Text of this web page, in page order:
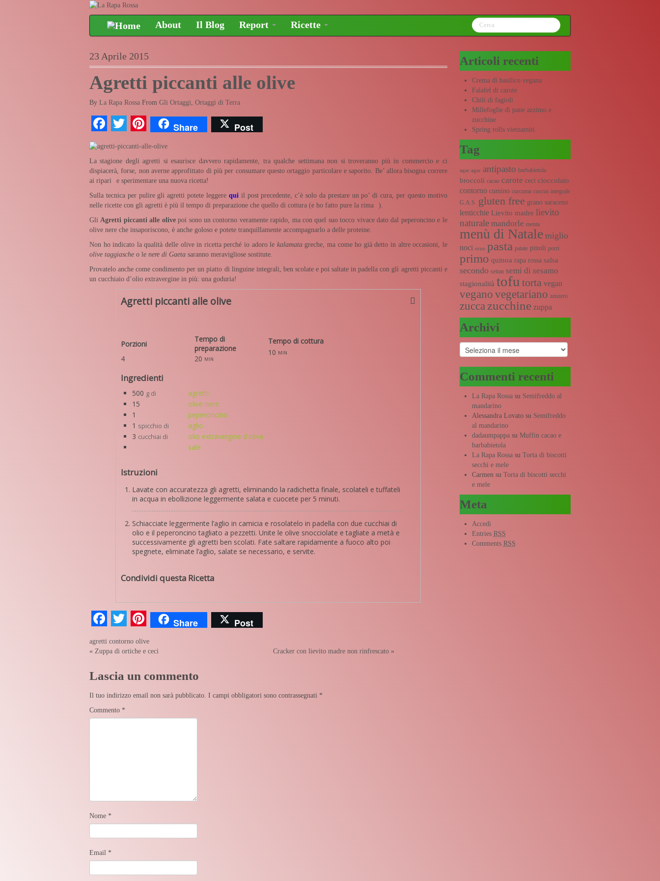
About Il Blog Report Ricette
23 Aprile 2015
Agretti piccanti alle olive
By La Rapa Rossa From Gli Ortaggi Ortaggi di Terra
Facebook
TwitterPinterest
Share Post
La stagione degli agretti si esaurisce davvero rapidamente, tra qualche settimana non si troveranno più in commercio e ci
dispiacerà, forse, non averne approfittato di più per consumare questo ortaggio particolare e saporito. Be’ allora bisogna correre
ai ripari
e sperimentare una nuova ricetta!
Sulla tecnica per pulire gli agretti potete leggere quiil post precedente, c’è solo da prestare un po’ di cura, per questo motivo
nelle ricette con gli agretti è più il tempo di preparazione che quello di cottura (e ho fatto pure la rima
).
GliAgretti piccanti alle olivepoi sono un contorno veramente rapido, ma con quel suo tocco vivace dato dal peperoncino e le
olive nere che insaporiscono, è anche goloso e potete tranquillamente accompagnarlo a delle proteine.
Non ho indicato la qualità delle olive in ricetta perché io adoro le kalamatagreche, ma come ho già detto in altre occasioni, le
olive taggiasche o le nere di Gaeta saranno meravigliose sostitute.
Provatelo anche come condimento per un piatto di linguine integrali, ben scolate e poi saltate in padella con gli agretti piccanti e
un cucchiaio d’olio extravergine in più: una goduria!
Agretti piccanti alle olive
Porzioni
Tempo di
preparazione
4
20 min
Tempo di cottura
10 min
Ingredienti
500 g di
agretti
15
olive nere
1
peperoncino
1 spicchio di
aglio
3 cucchiai di
olio extravergine d'oliva
sale
Istruzioni
Lavate con accuratezza gli agretti, eliminando la radichetta finale, scolateli e tuffateli
in acqua in ebollizione leggermente salata e cuocete per 5 minuti.
Schiacciate leggermente l’aglio in camicia e rosolatelo in padella con due cucchiai di
olio e il peperoncino tagliato a pezzetti. Unite le olive snocciolate e tagliate a metà e
successivamente gli agretti ben scolati. Fate saltare rapidamente a fuoco alto poi
spegnete, eliminate l’aglio, salate se necessario, e servite.
Condividi questa Ricetta
Facebook
TwitterPinterest
Share Post
agretti contorno olive
« Zuppa di ortiche e ceci Cracker con lievito madre non rinfrescato»
Lascia un commento
Il tuo indirizzo email non sarà pubblicato. I campi obbligatori sono contrassegnati *
Commento *
Nome *
Email *
Articoli recenti
Crema di basilico vegana
Falafel di carote
Chili di fagioli
Millefoglie di pane azzimo e
zucchine
Spring rolls vietnamiti
Tag
agar agar antipasto barbabietola
broccoli cacao carote ceci cioccolato
contorno cumino curcuma cuscus integrale
G.A.S.
gluten free grano saraceno
lenticchie Lievito madre lievito
naturale mandorle menta
menù di Natale miglio
noci orzo pasta patate pinoli porri
primo quinoa rapa rossa salsa
secondo seitan semi di sesamo
stagionalità tofu torta vegan
vegano vegetariano zenzero
zucca zucchine zuppa
Archivi
Archivi
Commenti recenti
La Rapa Rossasu Semifreddo al
mandarino
Alessandra Lovatosu Semifreddo
al mandarino
dadaumpappasu Muffin cacao e
barbabietola
La Rapa Rossasu Torta di biscotti
secchi e mele
Carmen su Torta di biscotti secchi
e mele
Meta
Accedi
Entries RSS
Comments RSS